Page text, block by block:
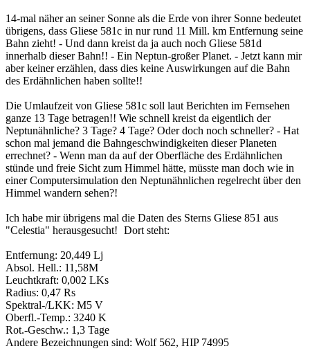
14-mal näher an seiner Sonne als die Erde von ihrer Sonne bedeutet
übrigens, dass Gliese 581c in nur rund 11 Mill. km Entfernung seine
Bahn zieht! - Und dann kreist da ja auch noch Gliese 581d
innerhalb dieser Bahn!! - Ein Neptun-großer Planet. - Jetzt kann mir
aber keiner erzählen, dass dies keine Auswirkungen auf die Bahn
des Erdähnlichen haben sollte!!
Die Umlaufzeit von Gliese 581c soll laut Berichten im Fernsehen
ganze 13 Tage betragen!! Wie schnell kreist da eigentlich der
Neptunähnliche? 3 Tage? 4 Tage? Oder doch noch schneller? - Hat
schon mal jemand die Bahngeschwindigkeiten dieser Planeten
errechnet? - Wenn man da auf der Oberfläche des Erdähnlichen
stünde und freie Sicht zum Himmel hätte, müsste man doch wie in
einer Computersimulation den Neptunähnlichen regelrecht über den
Himmel wandern sehen?!
Ich habe mir übrigens mal die Daten des Sterns Gliese 851 aus
"Celestia" herausgesucht! Dort steht:
Entfernung: 20,449 Lj
Absol. Hell.: 11,58M
Leuchtkraft: 0,002 LKs
Radius: 0,47 Rs
Spektral-/LKK: M5 V
Oberfl.-Temp.: 3240 K
Rot.-Geschw.: 1,3 Tage
Andere Bezeichnungen sind: Wolf 562, HIP 74995